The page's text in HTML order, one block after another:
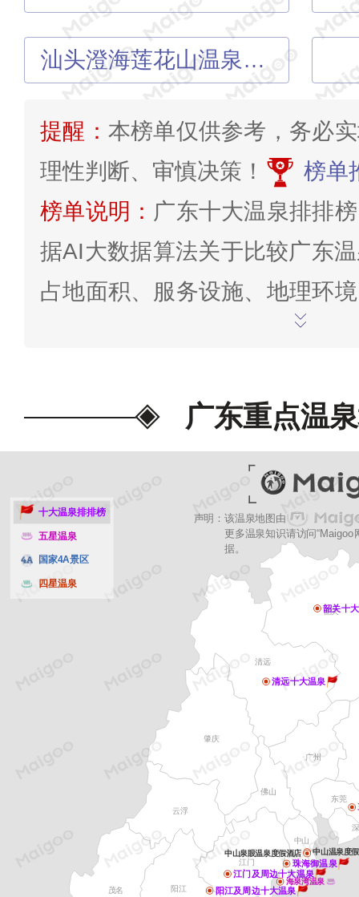
汕头澄海莲花山温泉度假村
提醒： 本榜单仅供参考，务必
理性判断、审慎决策！
榜单
榜单说明： 广东十大温泉排排
据AI大数据算法关于比较广东
占地面积、服务设施、地理环
态稀有程度、景点点评数量、
气度、地图导航搜索去过的人
等多项指标，并结合世界温泉
奖、世界温泉及气候养生联合
等级评定委员会、广东温泉旅
等温泉旅游相关权威机构评选
分系统分析研究得出。榜单仅
截止至2025年11月24日，如
为我喜欢的投票>>
广东重点温
广州
肇庆
江门
茂名
清远
韶关
云浮
中山
佛山
东莞
阳江
珠海
声明：该温泉地图由
更多温泉知识请访问“Maigoo
据。
十大温泉排排榜
五星温泉
国家4A景区
四星温泉
海泉湾温泉
珠海御温泉
中山温泉度
中山泉眼温泉度假酒店
清远十大温泉
江门及周边十大温泉
阳江及周边十大温泉
韶关十